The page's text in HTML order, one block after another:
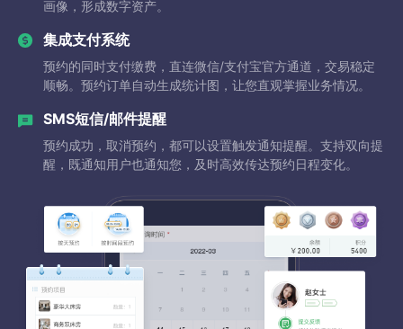
画像，形成数字资产。
集成支付系统
预约的同时支付缴费，直连微信/支付宝官方通道，交易稳定
顺畅。预约订单自动生成统计图，让您直观掌握业务情况。
SMS短信/邮件提醒
预约成功，取消预约，都可以设置触发通知提醒。支持双向提
醒，既通知用户也通知您，及时高效传达预约日程变化。